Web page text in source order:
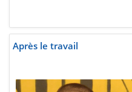
Après le travail